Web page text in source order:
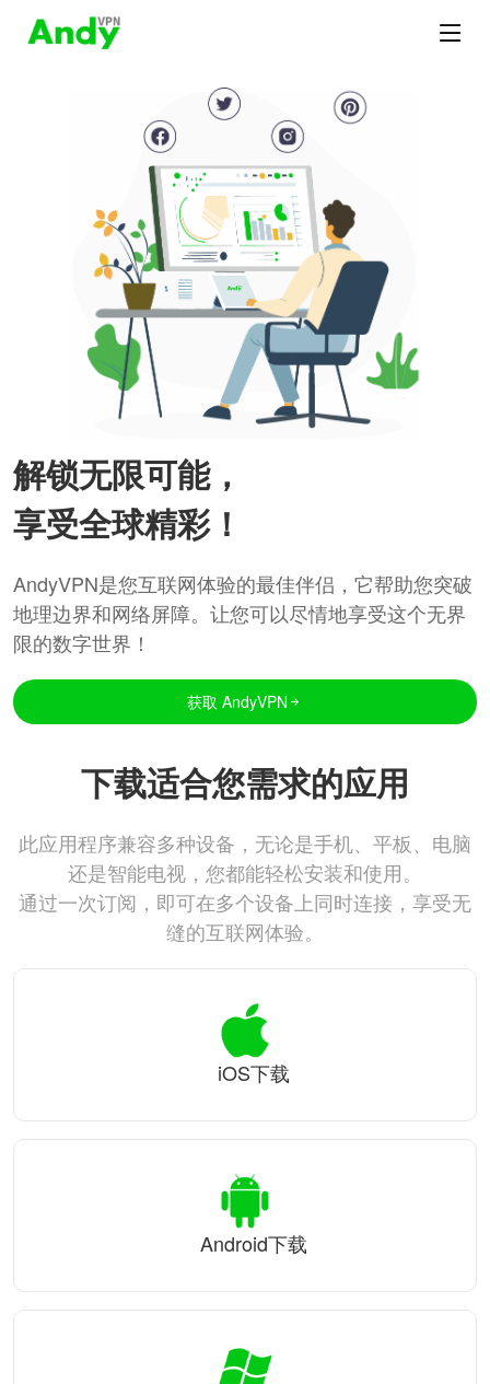
解锁无限可能，
享受全球精彩！
AndyVPN是您互联网体验的最佳伴侣，它帮助您突破
地理边界和网络屏障。让您可以尽情地享受这个无界
限的数字世界！
获取 AndyVPN
下载适合您需求的应用
此应用程序兼容多种设备，无论是手机、平板、电脑
还是智能电视，您都能轻松安装和使用。
通过一次订阅，即可在多个设备上同时连接，享受无
缝的互联网体验。
iOS下载
Android下载